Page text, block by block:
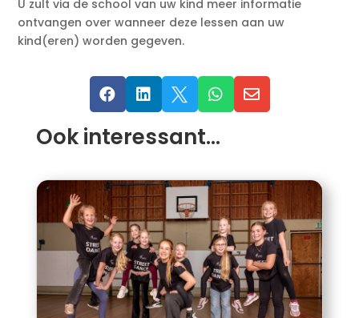
U zult via de school van uw kind meer informatie
ontvangen over wanneer deze lessen aan uw
kind(eren) worden gegeven.
    
Ook interessant…